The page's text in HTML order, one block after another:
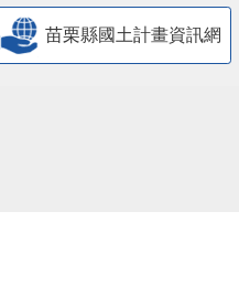
苗栗縣國土計畫資訊網